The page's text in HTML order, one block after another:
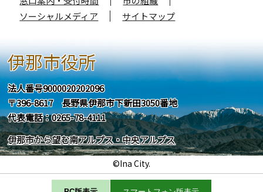
ソーシャルメディア
サイトマップ
伊那市役所
法人番号9000020202096
〒396-8617 長野県伊那市下新田3050番地
代表電話：0265-78-4111
伊那市から望む南アルプス・中央アルプス
©Ina City.